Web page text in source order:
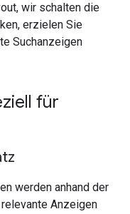
wir schalten die
erzielen Sie
Suchanzeigen
für
werden anhand der
Anzeigen